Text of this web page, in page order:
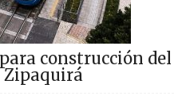
construcción del
Zipaquirá